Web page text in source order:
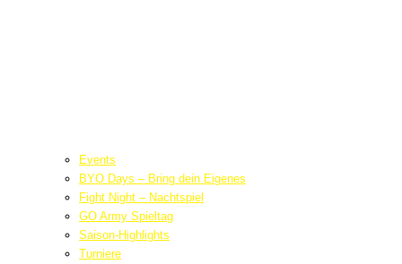
Events
BYO Days – Bring dein Eigenes
Fight Night – Nachtspiel
GO Army Spieltag
Saison-Highlights
Turniere